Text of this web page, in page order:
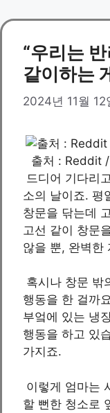
“우리는
같이하는
2024년 11월 12
출처 : Reddit
드디어 기다리
소의 날이죠. 평
창문을 닦는데
고선 같이 창문
않을 뿐, 완벽한
혹시나 창문 밖
행동을 한 걸까
부엌에 있는 냉
행동을 하고 있
가지죠.
이렇게 엄마는
할 뻔한 청소로